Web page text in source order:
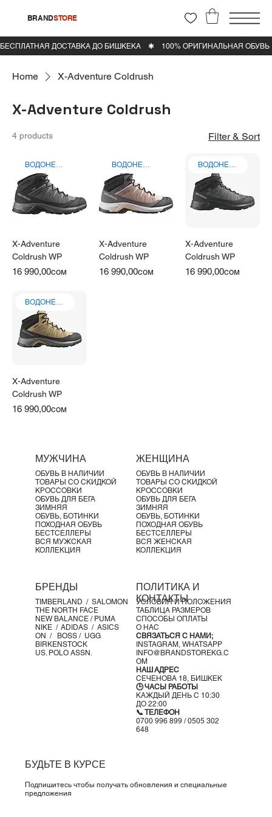
BRANDSTORE
Home X-Adventure Coldrush
X-Adventure Coldrush
4 products Filter & Sort
ВОДОНЕПРОНИЦАЕМЫЕ
X-Adventure
Coldrush WP
Price
16 990,00сом
ВОДОНЕПРОНИЦАЕМЫЕ
X-Adventure
Coldrush WP
Price
16 990,00сом
ВОДОНЕПРОНИЦАЕМЫЕ
X-Adventure
Coldrush WP
Price
16 990,00сом
ВОДОНЕПРОНИЦАЕМЫЕ
X-Adventure
Coldrush WP
Price
16 990,00сом
МУЖЧИНА
ОБУВЬ В НАЛИЧИИ
ТОВАРЫ СО СКИДКОЙ
КРОССОВКИ
ОБУВЬ ДЛЯ БЕГА
ЗИМНЯЯ
ОБУВЬ, БОТИНКИ
ПОХОДНАЯ ОБУВЬ
БЕСТСЕЛЛЕРЫ
ВСЯ МУЖСКАЯ
КОЛЛЕКЦИЯ
ЖЕНЩИНА
ОБУВЬ В НАЛИЧИИ
ТОВАРЫ СО СКИДКОЙ
КРОССОВКИ
ОБУВЬ ДЛЯ БЕГА
ЗИМНЯЯ
ОБУВЬ, БОТИНКИ
ПОХОДНАЯ ОБУВЬ
БЕСТСЕЛЛЕРЫ
ВСЯ ЖЕНСКАЯ
КОЛЛЕКЦИЯ
БРЕНДЫ
TIMBERLAND / SALOMON
THE NORTH FACE
NEW BALANCE / PUMA
NIKE / ADIDAS / ASICS
ON / BOSS / UGG
BIRKENSTOCK
US. POLO ASSN.
ПОЛИТИКА И
КОНТАКТЫ
УСЛОВИЯ И ПОЛОЖЕНИЯ
ТАБЛИЦА РАЗМЕРОВ
СПОСОБЫ ОПЛАТЫ
О НАС
СВЯЗАТЬСЯ С НАМИ;
INSTAGRAM, WHATSAPP
INFO@BRANDSTOREKG.C
OM
НАШ АДРЕС
СЕЧЕНОВА 18, БИШКЕК
🕒 ЧАСЫ РАБОТЫ
КАЖДЫЙ ДЕНЬ С 10:30
ДО 22:00
📞 ТЕЛЕФОН
0700 996 899 / 0505 302
648
БУДЬТЕ В КУРСЕ
Подпишитесь чтобы получать обновления и специальные
предложения